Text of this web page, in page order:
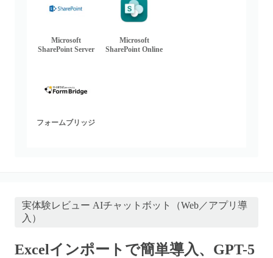
Microsoft
SharePoint Server
Microsoft
SharePoint Online
フォームブリッジ
実体験レビュー AIチャットボット（Web／アプリ導
入）
Excelインポートで簡単導入、GPT-5